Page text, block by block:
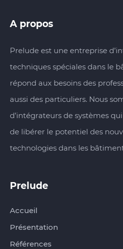
A propos
Prelude est une entreprise
techniques spéciales dans le
répond aux besoins des
aussi des particuliers. Nous
d’intégrateurs de systèmes
de libérer le potentiel des
technologies dans les
Accueil
Présentation
Références